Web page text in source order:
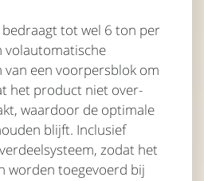
tot wel 6 ton per
volautomatische
van een voorpersblok om
het product niet over-
waardoor de optimale
blijft. Inclusief
zodat het
worden toegevoerd bij